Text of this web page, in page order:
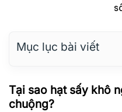
Mục lục bài viết
Tại sao hạt sấy khô
chuộng?